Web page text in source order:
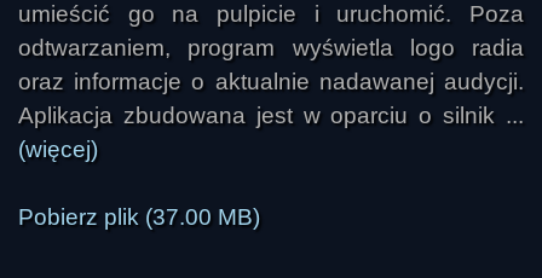
umieścić go na pulpicie i uruchomić. Poza
odtwarzaniem, program wyświetla logo radia
oraz informacje o aktualnie nadawanej audycji.
Aplikacja zbudowana jest w oparciu o silnik ...
(więcej)
Pobierz plik (37.00 MB)